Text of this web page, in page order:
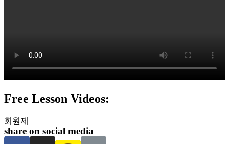
Free Lesson Videos:
회원제
share on social media